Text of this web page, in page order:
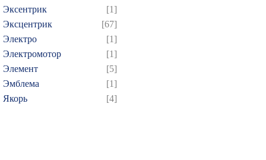
Эксентрик
[1]
Эксцентрик
[67]
Электро
[1]
Электромотор
[1]
Элемент
[5]
Эмблема
[1]
Якорь
[4]